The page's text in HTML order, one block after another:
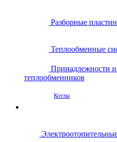
Разборные
Теплообменные
Принадлежности и
теплообменников
Котлы